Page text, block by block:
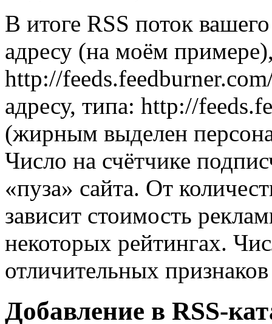
В итоге RSS поток
адресу (на моём
http://
адресу, типа: http://
(жирным выделен
Число на счётчике
«пуза» сайта. От
зависит стоимость
некоторых рейтингах.
отличительных
Добавление в RSS-